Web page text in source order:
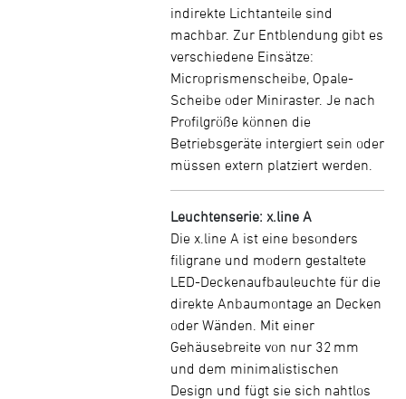
indirekte Lichtanteile sind
machbar. Zur Entblendung gibt es
verschiedene Einsätze:
Microprismenscheibe, Opale-
Scheibe oder Miniraster. Je nach
Profilgröße können die
Betriebsgeräte intergiert sein oder
müssen extern platziert werden.
Leuchtenserie: x.line A
Die x.line A ist eine besonders
filigrane und modern gestaltete
LED-Deckenaufbauleuchte für die
direkte Anbaumontage an Decken
oder Wänden. Mit einer
Gehäusebreite von nur 32 mm
und dem minimalistischen
Design und fügt sie sich nahtlos